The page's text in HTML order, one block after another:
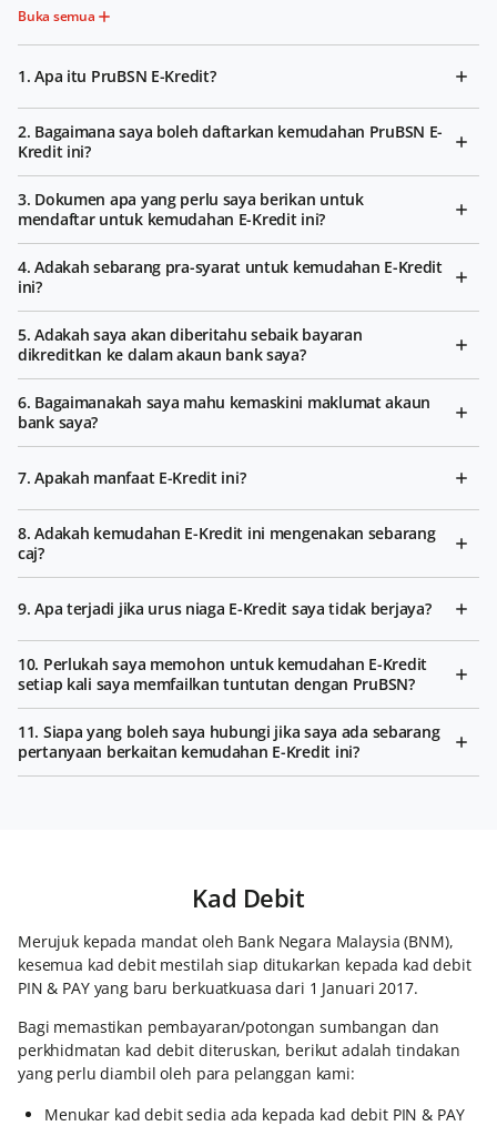
Buka semua
1. Apa itu PruBSN E-Kredit?
2. Bagaimana saya boleh daftarkan kemudahan PruBSN E-
Kredit ini?
3. Dokumen apa yang perlu saya berikan untuk
mendaftar untuk kemudahan E-Kredit ini?
4. Adakah sebarang pra-syarat untuk kemudahan E-Kredit
ini?
5. Adakah saya akan diberitahu sebaik bayaran
dikreditkan ke dalam akaun bank saya?
6. Bagaimanakah saya mahu kemaskini maklumat akaun
bank saya?
7. Apakah manfaat E-Kredit ini?
8. Adakah kemudahan E-Kredit ini mengenakan sebarang
caj?
9. Apa terjadi jika urus niaga E-Kredit saya tidak berjaya?
10. Perlukah saya memohon untuk kemudahan E-Kredit
setiap kali saya memfailkan tuntutan dengan PruBSN?
11. Siapa yang boleh saya hubungi jika saya ada sebarang
pertanyaan berkaitan kemudahan E-Kredit ini?
Kad Debit
Merujuk kepada mandat oleh Bank Negara Malaysia (BNM),
kesemua kad debit mestilah siap ditukarkan kepada kad debit
PIN & PAY yang baru berkuatkuasa dari 1 Januari 2017.
Bagi memastikan pembayaran/potongan sumbangan dan
perkhidmatan kad debit diteruskan, berikut adalah tindakan
yang perlu diambil oleh para pelanggan kami:
Menukar kad debit sedia ada kepada kad debit PIN & PAY